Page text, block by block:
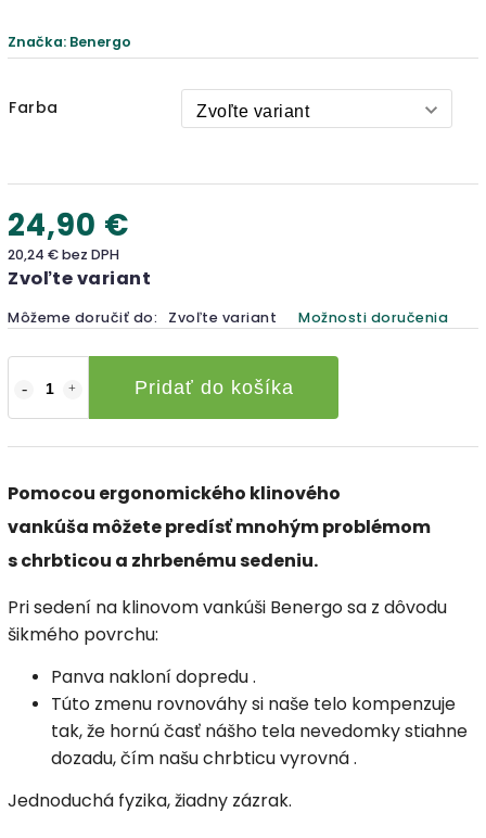
Značka: Benergo
Farba
24,90 €
20,24 € bez DPH
Zvoľte variant
Môžeme doručiť do: Zvoľte variant Možnosti doručenia
Pridať do košíka
Pomocou ergonomického klinového
vankúša môžete predísť mnohým problémom
s chrbticou a zhrbenému sedeniu.
Pri sedení na klinovom vankúši Benergo sa z dôvodu
šikmého povrchu:
Panva nakloní dopredu.
Túto zmenu rovnováhysi naše telo kompenzuje
tak,že hornú časť nášho tela nevedomky stiahne
dozadu,čím našu chrbticu vyrovná.
Jednoduchá fyzika, žiadny zázrak.